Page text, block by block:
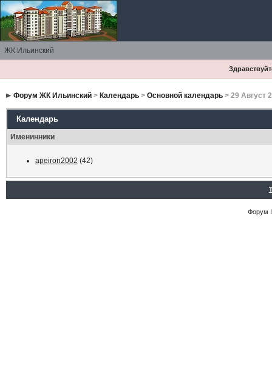
ЖК Ильинский
Форум ЖК Ильинский> Календарь> Основной календарь> 29 Август
Календарь
Именинники
apeiron2002 (42)
Форум